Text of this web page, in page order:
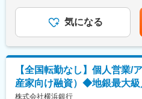
ックグラウンドを持つメンバ
馴染みやすい環境です。
■キャリアパス：
当社ではジョブ型雇用を採用
じて主体的なキャリア形成が
を高めるだけでなく、社内公
域へチャレンジすることもでき
■事業の特徴：
有価証券（株・債券・投資信
等に基づき、一人ひとりのラ
案し、将来の資産形成をサポ
いった企業に対する、市場か
など、幅広い総合金融サービ
す。■賞与：年2回（6月・12
目安の金額であり、選考を通
給(月額)は固定手当を含めた表
気になる
【全国転勤なし】個人営業/
産家向け融資）◆地銀最大級
株式会社横浜銀行